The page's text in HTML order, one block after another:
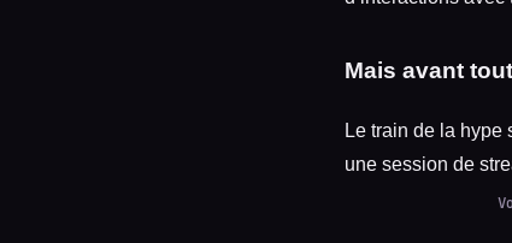
Mais avant
Le train de la hype
une session de